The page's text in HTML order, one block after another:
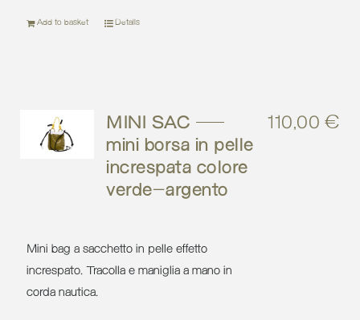
Add to basket Details
MINI SAC –
mini borsa in pelle
increspata colore
verde-argento
110,00€
Mini bag a sacchetto in pelle effetto
increspato. Tracolla e maniglia a mano in
corda nautica.